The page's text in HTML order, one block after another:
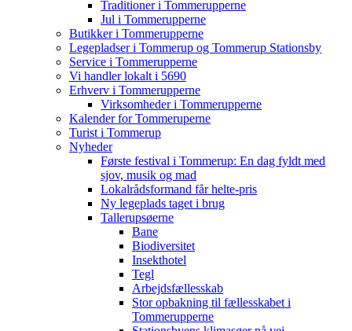
Traditioner i Tommerupperne
Jul i Tommerupperne
Butikker i Tommerupperne
Legepladser i Tommerup og Tommerup Stationsby
Service i Tommerupperne
Vi handler lokalt i 5690
Erhverv i Tommerupperne
Virksomheder i Tommerupperne
Kalender for Tommeruperne
Turist i Tommerup
Nyheder
Første festival i Tommerup: En dag fyldt med
sjov, musik og mad
Lokalrådsformand får helte-pris
Ny legeplads taget i brug
Tallerupsøerne
Bane
Biodiversitet
Insekthotel
Tegl
Arbejdsfællesskab
Stor opbakning til fællesskabet i
Tommerupperne